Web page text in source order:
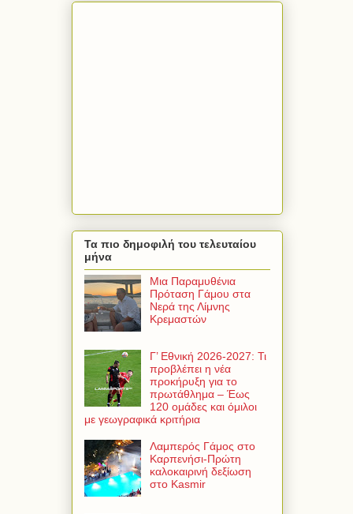
Τα πιο δημοφιλή του τελευταίου
μήνα
Μια Παραμυθένια
Πρόταση Γάμου στα
Νερά της Λίμνης
Κρεμαστών
Γ’ Εθνική 2026-2027: Τι
προβλέπει η νέα
προκήρυξη για το
πρωτάθλημα – Έως
120 ομάδες και όμιλοι
με γεωγραφικά κριτήρια
Λαμπερός Γάμος στο
Καρπενήσι-Πρώτη
καλοκαιρινή δεξίωση
στο Kasmir